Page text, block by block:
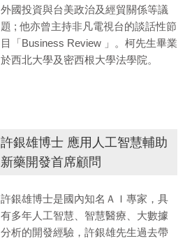
外國投資與台美政治及經貿關係等議
題 ; 他亦曾主持非凡電視台的談話性節
目「Business Review 」。柯先生畢業
於西北大學及密西根大學法學院。
許銀雄博士 應用人工智慧輔助
新藥開發首席顧問
許銀雄博士是國內知名ＡＩ專家，具
有多年人工智慧、智慧醫療、大數據
分析的開發經驗，許銀雄先生過去帶